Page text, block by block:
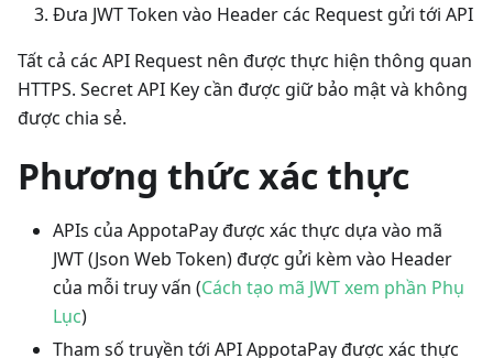
Đưa JWT Token vào Header các Request gửi tới API
Tất cả các API Request nên được thực hiện thông quan
HTTPS. Secret API Key cần được giữ bảo mật và không
được chia sẻ.
Phương thức xác thực
APIs của AppotaPay được xác thực dựa vào mã
JWT (Json Web Token) được gửi kèm vào Header
của mỗi truy vấn (Cách tạo mã JWT xem phần Phụ
Lục)
Tham số truyền tới API AppotaPay được xác thực